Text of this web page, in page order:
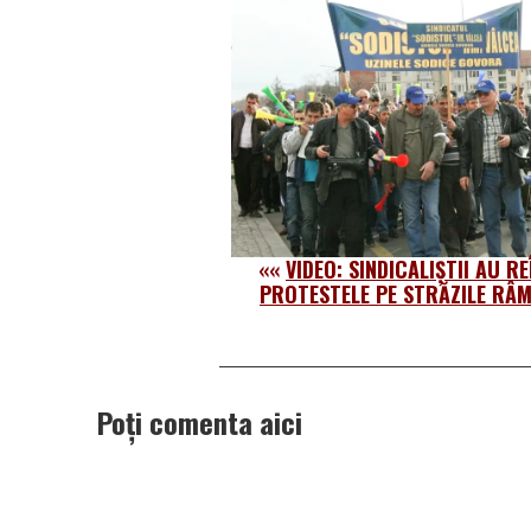
««VIDEO: SINDICALIȘTII AU
PROTESTELE PE STRĂZILE
Poți comenta aici